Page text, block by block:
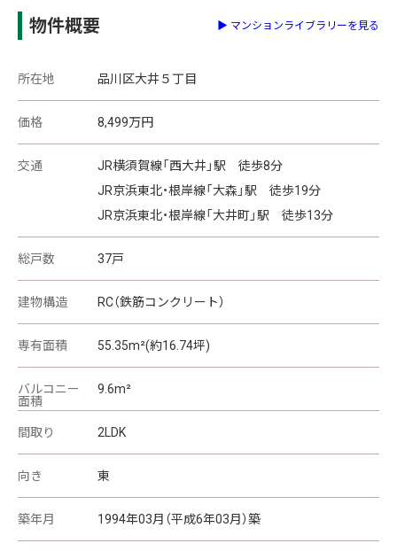
物件概要 ▶ マンションライブラリーを見る
所在地 品川区大井５丁目
価格 8,499万円
交通
JR横須賀線「西大井」駅 徒歩8分
JR京浜東北・根岸線「大森」駅 徒歩19分
JR京浜東北・根岸線「大井町」駅 徒歩13分
総戸数 37戸
建物構造 RC（鉄筋コンクリート）
専有面積 55.35m²(約16.74坪)
バルコニー
面積
9.6m²
間取り 2LDK
向き 東
築年月 1994年03月（平成6年03月）築